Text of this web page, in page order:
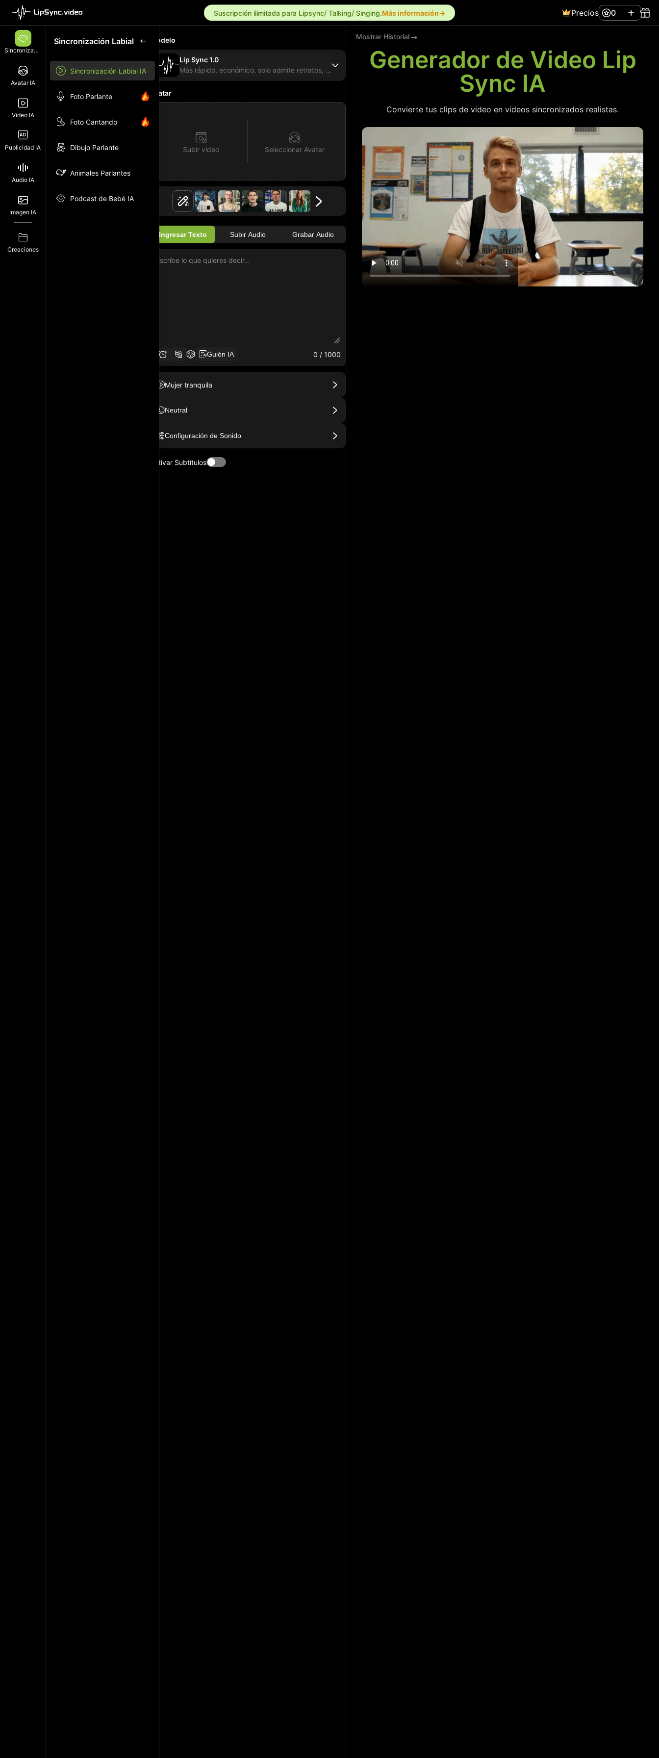
Suscripción ilimitada para Lipsync/ Talking/ Singing.Más información→ Precios 0
Sincronización Labial
Avatar IA
Video IA
Publicidad IA
Audio IA
Imagen IA
Creaciones
Sincronización Labial
Sincronización Labial IA
Foto Parlante
Foto Cantando
Dibujo Parlante
Animales Parlantes
Podcast de Bebé IA
Modelo
Lip Sync 1.0
Más rápido, económico, solo admite retratos, efecto básico
Avatar
Subir video Seleccionar Avatar
Ingresar Texto Subir Audio Grabar Audio
Guión IA 0 / 1000
Mujer tranquila
Neutral
Configuración de Sonido
Activar Subtítulos
Mostrar Historial
Generador de Video Lip
Sync IA
Convierte tus clips de video en videos sincronizados realistas.